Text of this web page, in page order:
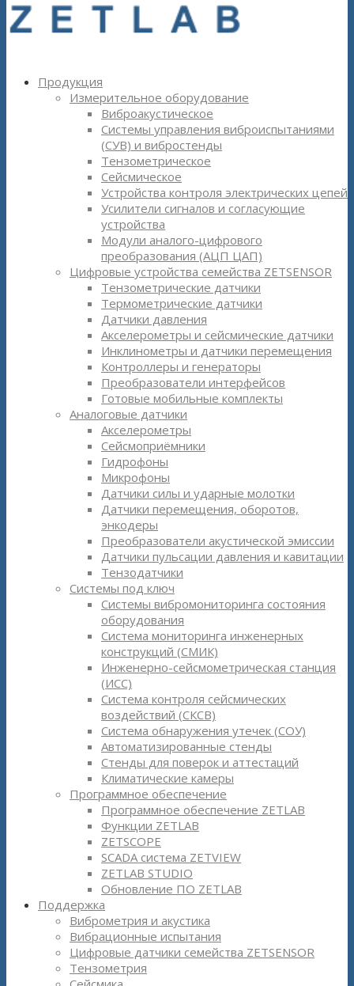
Продукция
Измерительное оборудование
Виброакустическое
Системы управления виброиспытаниями
(СУВ) и вибростенды
Тензометрическое
Сейсмическое
Устройства контроля электрических цепей
Усилители сигналов и согласующие
устройства
Модули аналого-цифрового
преобразования (АЦП ЦАП)
Цифровые устройства семейства ZETSENSOR
Тензометрические датчики
Термометрические датчики
Датчики давления
Акселерометры и сейсмические датчики
Инклинометры и датчики перемещения
Контроллеры и генераторы
Преобразователи интерфейсов
Готовые мобильные комплекты
Аналоговые датчики
Акселерометры
Сейсмоприёмники
Гидрофоны
Микрофоны
Датчики силы и ударные молотки
Датчики перемещения, оборотов,
энкодеры
Преобразователи акустической эмиссии
Датчики пульсации давления и кавитации
Тензодатчики
Системы под ключ
Системы вибромониторинга состояния
оборудования
Система мониторинга инженерных
конструкций (СМИК)
Инженерно-сейсмометрическая станция
(ИСС)
Система контроля сейсмических
воздействий (СКСВ)
Система обнаружения утечек (СОУ)
Автоматизированные стенды
Стенды для поверок и аттестаций
Климатические камеры
Программное обеспечение
Программное обеспечение ZETLAB
Функции ZETLAB
ZETSCOPE
SCADA система ZETVIEW
ZETLAB STUDIO
Обновление ПО ZETLAB
Поддержка
Виброметрия и акустика
Вибрационные испытания
Цифровые датчики семейства ZETSENSOR
Тензометрия